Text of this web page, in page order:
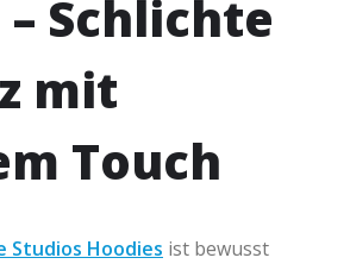
Schlichte
mit
Touch
Studios Hoodies ist bewusst